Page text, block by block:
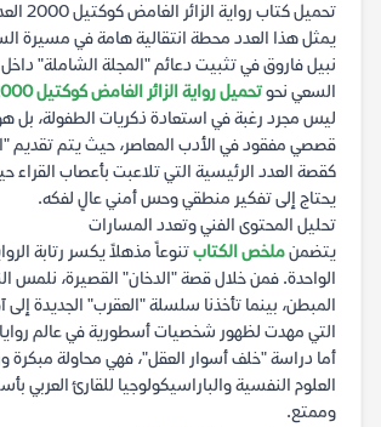
تحميل كتاب رواية الزائر الغامض كوكتيل 2000 العدد 9 pdf
يمثل هذا العدد محطة انتقالية هامة في مسيرة
نبيل فاروق في تثبيت دعائم "المجلة الشاملة"
السعي نحوتحميل رواية الزائر الغامض كوكتيل 2000 العدد 9 pdf
ليس مجرد رغبة في استعادة ذكريات الطفولة،
قصصي مفقود في الأدب المعاصر، حيث يتم تقديم
كقصة العدد الرئيسية التي تلاعبت بأعصاب القراء
يحتاج إلى تفكير منطقي وحس أمني عالٍ لفكه.
تحليل المحتوى الفني وتعدد المسارات
يتضمنملخص الكتابتنوعاً مذهلاً يكسر رتابة
الواحدة. فمن خلال قصة "الدخان" القصيرة، نلمس
المبطن، بينما تأخذنا سلسلة "العقرب" الجديدة إلى
التي مهدت لظهور شخصيات أسطورية في عالم
أما دراسة "خلف أسوار العقل"، فهي محاولة مبكرة
العلوم النفسية والباراسيكولوجيا للقارئ العربي
وممتع.